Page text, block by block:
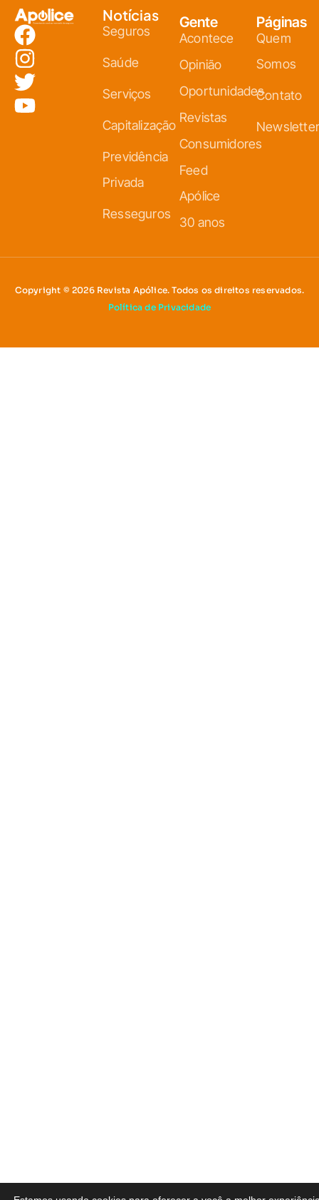
Notícias
Seguros
Saúde
Serviços
Capitalização
Previdência
Privada
Resseguros
Gente
Acontece
Opinião
Oportunidades
Revistas
Consumidores
Feed
Apólice
30 anos
Páginas
Quem
Somos
Contato
Newsletter
Copyright © 2026 Revista Apólice. Todos os direitos reservados.
Política de Privacidade